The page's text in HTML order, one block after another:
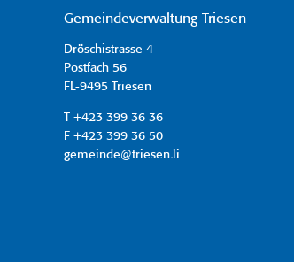
Gemeindeverwaltung Triesen
Dröschistrasse 4
Postfach 56
FL-9495 Triesen
T +423 399 36 36
F +423 399 36 50
gemeinde@triesen.li